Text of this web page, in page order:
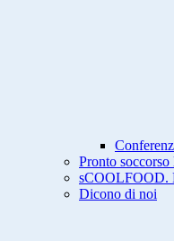
Pronto
sCOOLFOOD.
Dicono di noi